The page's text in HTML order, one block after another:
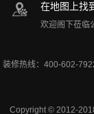
在地图上找
欢迎阁下莅临
装修热线：400-602-
Copyright © 2012-